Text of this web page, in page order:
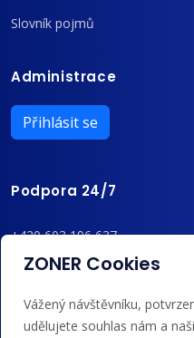
Slovník pojmů
Administrace
Přihlásit se
Podpora 24/7
+420 603 196 637
+420 543 257 018
admin@regzone.cz
ZONER Cookies
Vážený návštěvníku,
udělujete souhlas nám a